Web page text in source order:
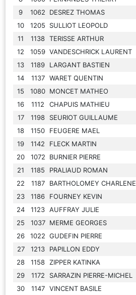
9
1062 DESREZ THOMAS
10
1205 SULLIOT LEOPOLD
11
1138 TERISSE ARTHUR
12
1059 VANDESCHRICK LAURENT
13
1189 LARGANT BASTIEN
14
1137 WARET QUENTIN
15
1080 MONCET MATHEO
16
1112 CHAPUIS MATHIEU
17
1198 SEURIOT GUILLAUME
18
1150 FEUGERE MAEL
19
1142 FLECK MARTIN
20
1072 BURNIER PIERRE
21
1185 PRALIAUD ROMAN
22
1187 BARTHOLOMEY CHARLENE
23
1186 FOURNEY KEVIN
24
1123 AUFFRAY JULIE
25
1037 MERME GEORGES
26
1022 GUDEFIN PIERRE
27
1213 PAPILLON EDDY
28
1158 ZIPPER KATINKA
29
1172 SARRAZIN PIERRE-MICHEL
30
1147 VINCENT BASILE